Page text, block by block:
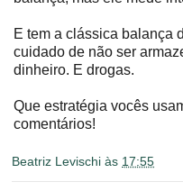
E tem a clássica balança
cuidado de não ser
dinheiro. E drogas.
Que estratégia vocês
comentários!
Beatriz Levischi às 17:55